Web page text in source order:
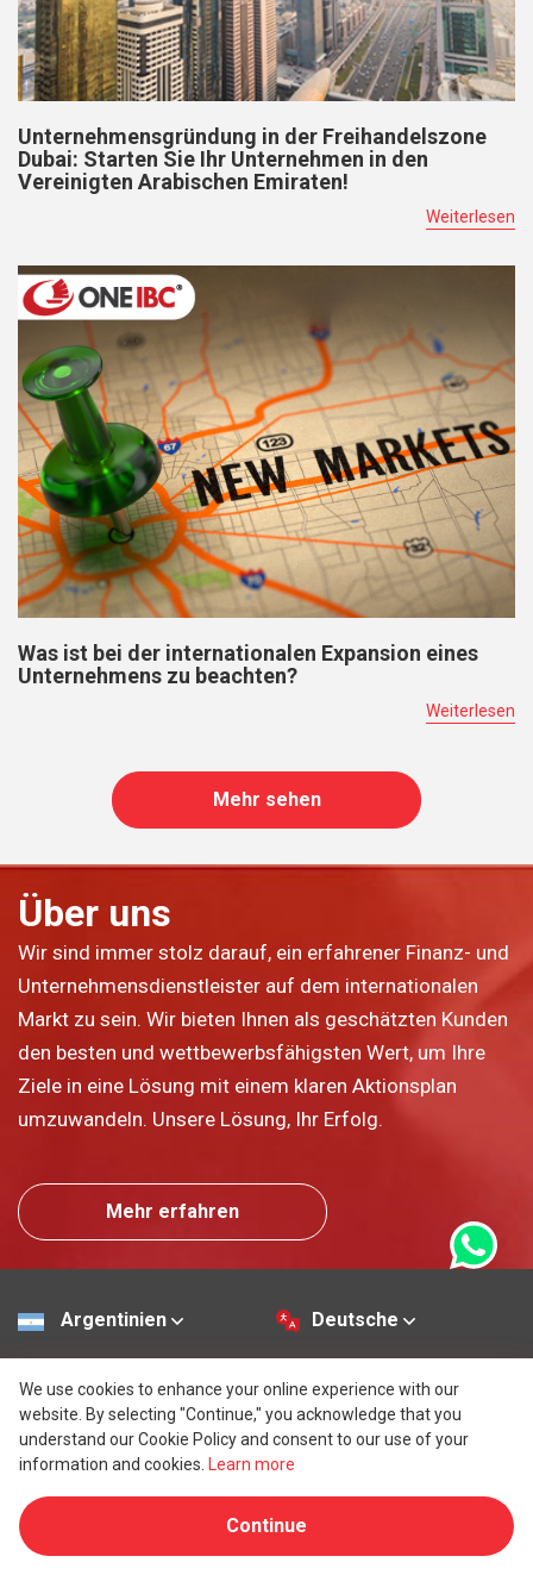
Unternehmensgründung in der Freihandelszone
Dubai: Starten Sie Ihr Unternehmen in den
Vereinigten Arabischen Emiraten!
Weiterlesen
Was ist bei der internationalen Expansion eines
Unternehmens zu beachten?
Weiterlesen
Mehr sehen
Über uns
Wir sind immer stolz darauf, ein erfahrener Finanz- und
Unternehmensdienstleister auf dem internationalen
Markt zu sein. Wir bieten Ihnen als geschätzten Kunden
den besten und wettbewerbsfähigsten Wert, um Ihre
Ziele in eine Lösung mit einem klaren Aktionsplan
umzuwandeln. Unsere Lösung, Ihr Erfolg.
Mehr erfahren
Argentinien Deutsche
Über uns
Allgemeine
Nutzungsbedingungen
Rechtliche
Vereinbarungen
Dokumente herunterladen
Regalfirmen
Länder /
Glossar
We use cookies to enhance your online experience with our
website. By selecting "Continue," you acknowledge that you
understand our Cookie Policy and consent to our use of your
information and cookies.
Learn more
Continue